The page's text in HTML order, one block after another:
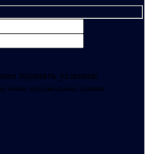
принять условия:
своих персональных данных